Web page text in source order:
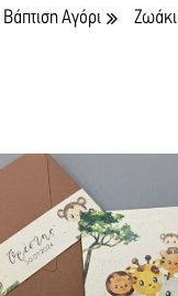
Βάπτιση Αγόρι